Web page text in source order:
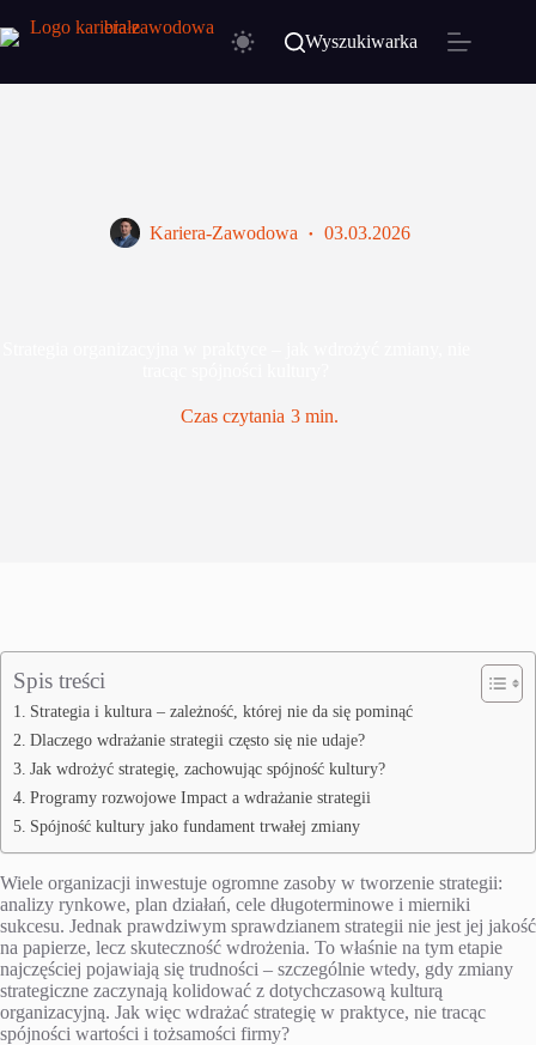
do
treści
Wyszukiwarka
Kariera-Zawodowa 03.03.2026
Czas czytania 3 min.
Spis treści
Strategia i kultura – zależność, której nie da się pominąć
Dlaczego wdrażanie strategii często się nie udaje?
Jak wdrożyć strategię, zachowując spójność kultury?
Programy rozwojowe Impact a wdrażanie strategii
Spójność kultury jako fundament trwałej zmiany
Wiele organizacji inwestuje ogromne zasoby w tworzenie strategii:
analizy rynkowe, plan działań, cele długoterminowe i mierniki
sukcesu. Jednak prawdziwym sprawdzianem strategii nie jest jej jakość
na papierze, lecz skuteczność wdrożenia. To właśnie na tym etapie
najczęściej pojawiają się trudności – szczególnie wtedy, gdy zmiany
strategiczne zaczynają kolidować z dotychczasową kulturą
organizacyjną. Jak więc wdrażać strategię w praktyce, nie tracąc
spójności wartości i tożsamości firmy?